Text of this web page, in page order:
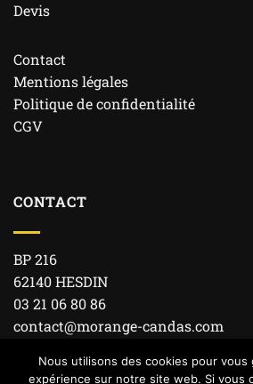
Devis
Contact
Mentions légales
Politique de confidentialité
CGV
CONTACT
BP 216
62140 HESDIN
03 21 06 80 86
contact@morange-candas.com
Nous utilisons des cookies pour vous
expérience sur notre site web. Si vous